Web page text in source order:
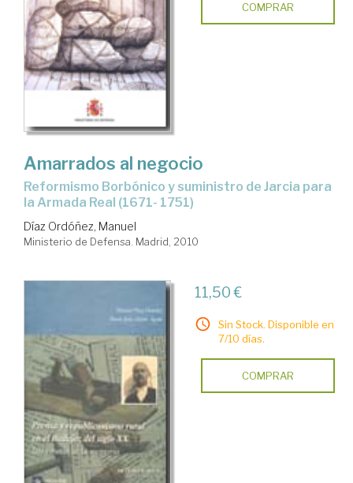
COMPRAR
Amarrados al negocio
Reformismo Borbónico y suministro de Jarcia para
la Armada Real (1671- 1751)
Díaz Ordóñez, Manuel
Ministerio de Defensa. Madrid, 2010
11,50 €
Sin Stock. Disponible en
7/10 días.
COMPRAR